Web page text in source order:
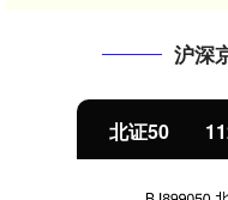
沪深
北证50